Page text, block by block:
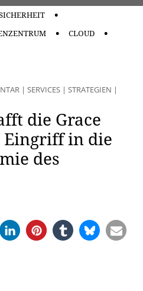
CLOUD
| SERVICES | STRATEGIEN |
die Grace
Eingriff in die
des